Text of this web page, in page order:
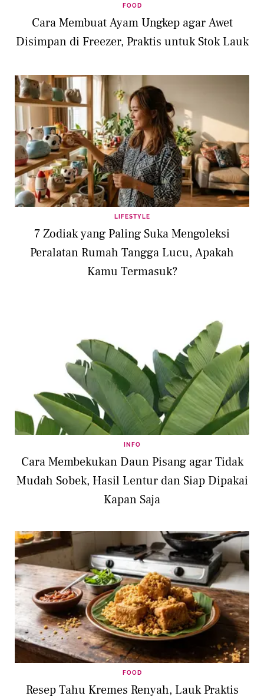
FOOD
Cara Membuat Ayam Ungkep agar Awet
Disimpan di Freezer, Praktis untuk Stok Lauk
LIFESTYLE
7 Zodiak yang Paling Suka Mengoleksi
Peralatan Rumah Tangga Lucu, Apakah
Kamu Termasuk?
INFO
Cara Membekukan Daun Pisang agar Tidak
Mudah Sobek, Hasil Lentur dan Siap Dipakai
Kapan Saja
FOOD
Resep Tahu Kremes Renyah, Lauk Praktis